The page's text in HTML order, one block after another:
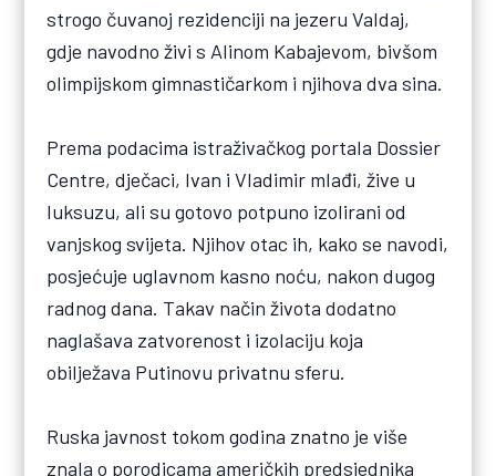
strogo čuvanoj rezidenciji na jezeru Valdaj,
gdje navodno živi s Alinom Kabajevom, bivšom
olimpijskom gimnastičarkom i njihova dva sina.
Prema podacima istraživačkog portala Dossier
Centre, dječaci, Ivan i Vladimir mlađi, žive u
luksuzu, ali su gotovo potpuno izolirani od
vanjskog svijeta. Njihov otac ih, kako se navodi,
posjećuje uglavnom kasno noću, nakon dugog
radnog dana. Takav način života dodatno
naglašava zatvorenost i izolaciju koja
obilježava Putinovu privatnu sferu.
Ruska javnost tokom godina znatno je više
znala o porodicama američkih predsjednika